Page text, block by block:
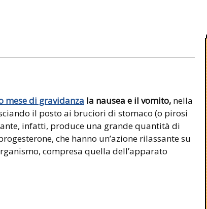
mese di gravidanza la nausea e il vomito, nella
il posto ai bruciori di stomaco (o pirosi
infatti, produce una grande quantità di
che hanno un’azione rilassante su
compresa quella dell’apparato